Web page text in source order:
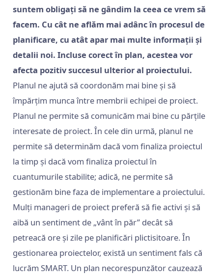
suntem obligați să ne gândim la ceea ce vrem să
facem. Cu cât ne aflăm mai adânc în procesul de
planificare, cu atât apar mai multe informații și
detalii noi. Incluse corect în plan, acestea vor
afecta pozitiv succesul ulterior al proiectului.
Planul ne ajută să coordonăm mai bine și să
împărțim munca între membrii echipei de proiect.
Planul ne permite să comunicăm mai bine cu părțile
interesate de proiect. În cele din urmă, planul ne
permite să determinăm dacă vom finaliza proiectul
la timp și dacă vom finaliza proiectul în
cuantumurile stabilite; adică, ne permite să
gestionăm bine faza de implementare a proiectului.
Mulți manageri de proiect preferă să fie activi și să
aibă un sentiment de „vânt în păr” decât să
petreacă ore și zile pe planificări plictisitoare. În
gestionarea proiectelor, există un sentiment fals că
lucrăm SMART. Un plan necorespunzător cauzează